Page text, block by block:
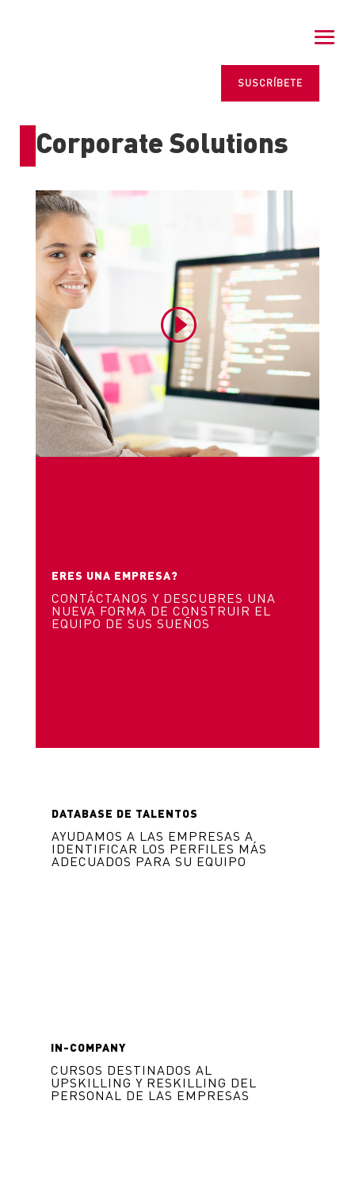
SUSCRÍBETE
Corporate Solutions
ERES UNA EMPRESA?
CONTÁCTANOS Y DESCUBRES UNA
NUEVA FORMA DE CONSTRUIR EL
EQUIPO DE SUS SUEÑOS
DATABASE DE TALENTOS
AYUDAMOS A LAS EMPRESAS A
IDENTIFICAR LOS PERFILES MÁS
ADECUADOS PARA SU EQUIPO
IN-COMPANY
CURSOS DESTINADOS AL
UPSKILLING Y RESKILLING DEL
PERSONAL DE LAS EMPRESAS